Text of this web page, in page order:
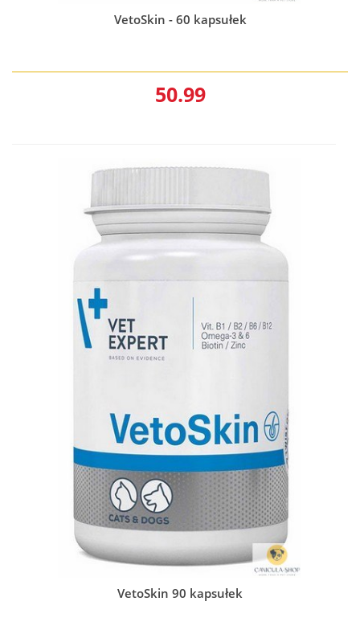
VetoSkin - 60 kapsułek
50.99
VetoSkin 90 kapsułek